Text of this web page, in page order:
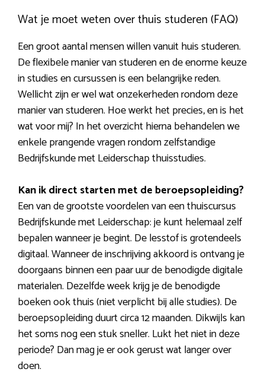
Wat je moet weten over thuis studeren (FAQ)
Een groot aantal mensen willen vanuit huis studeren.
De flexibele manier van studeren en de enorme keuze
in studies en cursussen is een belangrijke reden.
Wellicht zijn er wel wat onzekerheden rondom deze
manier van studeren. Hoe werkt het precies, en is het
wat voor mij? In het overzicht hierna behandelen we
enkele prangende vragen rondom zelfstandige
Bedrijfskunde met Leiderschap thuisstudies.
Kan ik direct starten met de beroepsopleiding?
Een van de grootste voordelen van een thuiscursus
Bedrijfskunde met Leiderschap: je kunt helemaal zelf
bepalen wanneer je begint. De lesstof is grotendeels
digitaal. Wanneer de inschrijving akkoord is ontvang je
doorgaans binnen een paar uur de benodigde digitale
materialen. Dezelfde week krijg je de benodigde
boeken ook thuis (niet verplicht bij alle studies). De
beroepsopleiding duurt circa 12 maanden. Dikwijls kan
het soms nog een stuk sneller. Lukt het niet in deze
periode? Dan mag je er ook gerust wat langer over
doen.